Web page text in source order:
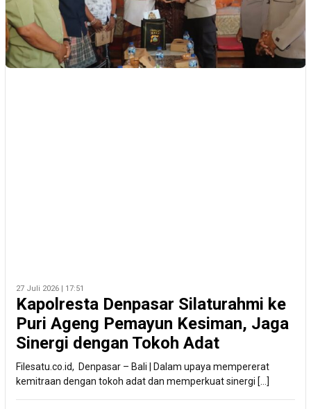
27 Juli 2026 | 17:51
Kapolresta Denpasar Silaturahmi ke
Puri Ageng Pemayun Kesiman, Jaga
Sinergi dengan Tokoh Adat
Filesatu.co.id, Denpasar – Bali | Dalam upaya mempererat
kemitraan dengan tokoh adat dan memperkuat sinergi […]